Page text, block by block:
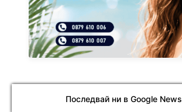
Последвай ни в Google News